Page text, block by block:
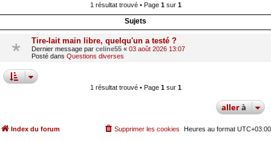
1 résultat trouvé • Page 1sur 1
Sujets
Tire-lait main libre, quelqu'un a testé ?
Dernier message par celine55 « 03 août 2026 13:07
Posté dans Questions diverses
1 résultat trouvé • Page 1sur 1
allerà
Index du forum Heures au format UTC+03:00
Supprimer les cookies